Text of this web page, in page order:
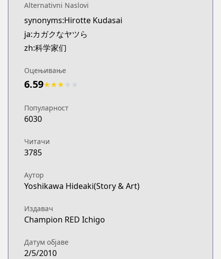
Alternativni Naslovi
synonyms:Hirotte Kudasai
ja:カガクなヤツら
zh:科学家们
Оцењивање
6.59★★★
Популарност
6030
Читачи
3785
Аутор
Yoshikawa Hideaki(Story & Art)
Издавач
Champion RED Ichigo
Датум објаве
2/5/2010